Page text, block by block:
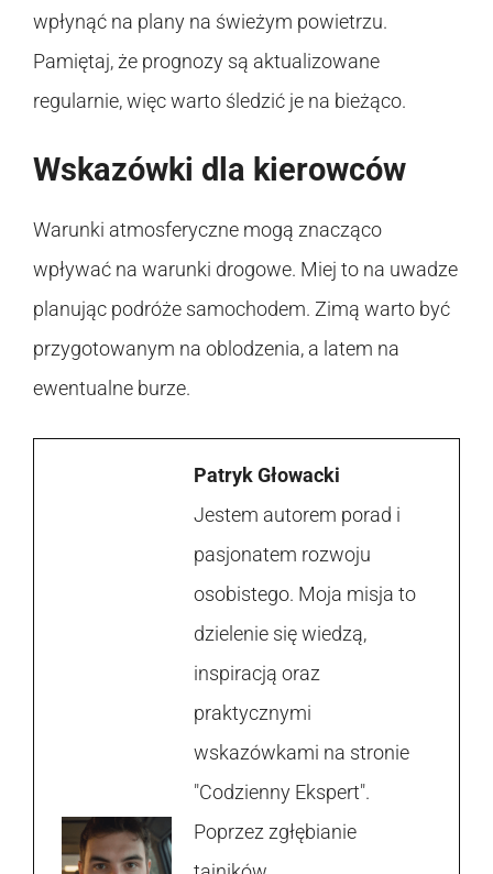
wpłynąć na plany na świeżym powietrzu.
Pamiętaj, że prognozy są aktualizowane
regularnie, więc warto śledzić je na bieżąco.
Wskazówki dla kierowców
Warunki atmosferyczne mogą znacząco
wpływać na warunki drogowe. Miej to na uwadze
planując podróże samochodem. Zimą warto być
przygotowanym na oblodzenia, a latem na
ewentualne burze.
Patryk Głowacki
Jestem autorem porad i
pasjonatem rozwoju
osobistego. Moja misja to
dzielenie się wiedzą,
inspiracją oraz
praktycznymi
wskazówkami na stronie
"Codzienny Ekspert".
Poprzez zgłębianie